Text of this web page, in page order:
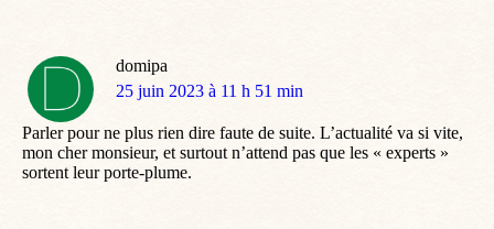
domipa
dit
25 juin 2023 à 11 h 51 min
Parler pour ne plus rien dire faute de suite. L’actualité va si vite,
mon cher monsieur, et surtout n’attend pas que les « experts »
sortent leur porte-plume.